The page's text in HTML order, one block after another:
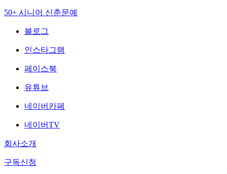
50+ 시니어 신춘문예
블로그
인스타그램
페이스북
유튜브
네이버카페
네이버TV
회사소개
구독신청